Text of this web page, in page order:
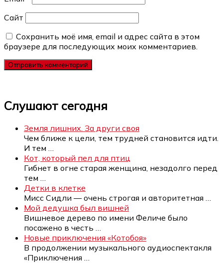
Сайт
Сохранить моё имя, email и адрес сайта в этом
браузере для последующих моих комментариев.
Слушают сегодня
Земля лишних. За други своя
Чем ближе к цели, тем трудней становится идти.
И тем
Кот, который пел для птиц
Гибнет в огне старая женщина, незадолго перед
тем
Детки в клетке
Мисс Сидли — очень строгая и авторитетная
Мой дедушка был вишней
Вишневое дерево по имени Феличе было
посажено в честь
Новые приключения «Котобоя»
В продолжении музыкального аудиоспектакля
«Приключения